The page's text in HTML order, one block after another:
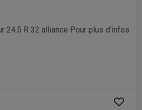
24.5 R 32 alliance Pour plus d’infos